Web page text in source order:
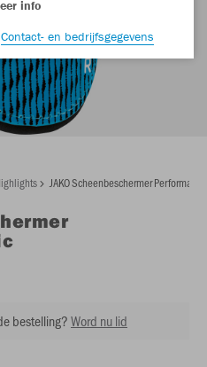
JAKO Scheenbeschermer
bestelling?Word nu lid
info
Contact- en bedrijfsgegevens